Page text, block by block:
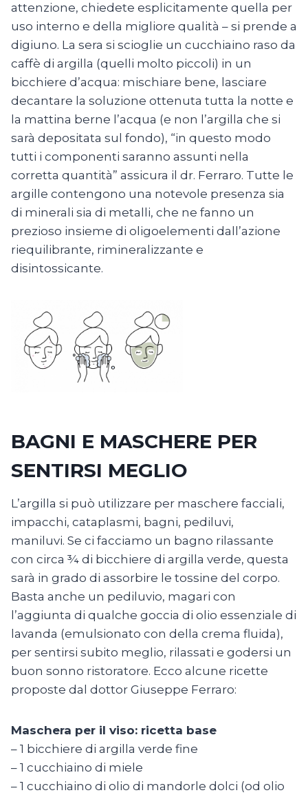
attenzione, chiedete esplicitamente quella per
uso interno e della migliore qualità – si prende a
digiuno. La sera si scioglie un cucchiaino raso da
caffè di argilla (quelli molto piccoli) in un
bicchiere d’acqua: mischiare bene, lasciare
decantare la soluzione ottenuta tutta la notte e
la mattina berne l’acqua (e non l’argilla che si
sarà depositata sul fondo), “in questo modo
tutti i componenti saranno assunti nella
corretta quantità” assicura il dr. Ferraro. Tutte le
argille contengono una notevole presenza sia
di minerali sia di metalli, che ne fanno un
prezioso insieme di oligoelementi dall’azione
riequilibrante, rimineralizzante e
disintossicante.
BAGNI E MASCHERE PER
SENTIRSI MEGLIO
L’argilla si può utilizzare per maschere facciali,
impacchi, cataplasmi, bagni, pediluvi,
maniluvi. Se ci facciamo un bagno rilassante
con circa ¾ di bicchiere di argilla verde, questa
sarà in grado di assorbire le tossine del corpo.
Basta anche un pediluvio, magari con
l’aggiunta di qualche goccia di olio essenziale di
lavanda (emulsionato con della crema fluida),
per sentirsi subito meglio, rilassati e godersi un
buon sonno ristoratore. Ecco alcune ricette
proposte dal dottor Giuseppe Ferraro:
Maschera per il viso: ricetta base
– 1 bicchiere di argilla verde fine
– 1 cucchiaino di miele
– 1 cucchiaino di olio di mandorle dolci (od olio